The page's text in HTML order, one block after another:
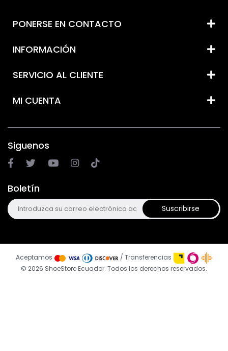
PONERSE EN CONTACTO
INFORMACIÓN
SERVICIO AL CLIENTE
MI CUENTA
Siguenos
Boletín
Suscribirse
© 2026 ShoeStore Ecuador. Todos los derechos reservados.
Aceptamos / Transferencias